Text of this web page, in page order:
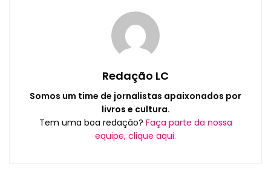
Redação LC
Somos um time de jornalistas apaixonados por
livros e cultura.
Tem uma boa redação? Faça parte da nossa
equipe, clique aqui.